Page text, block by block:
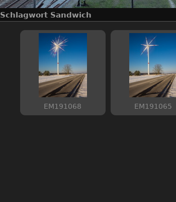
Schlagwort Sandwich
EM191068 EM191065